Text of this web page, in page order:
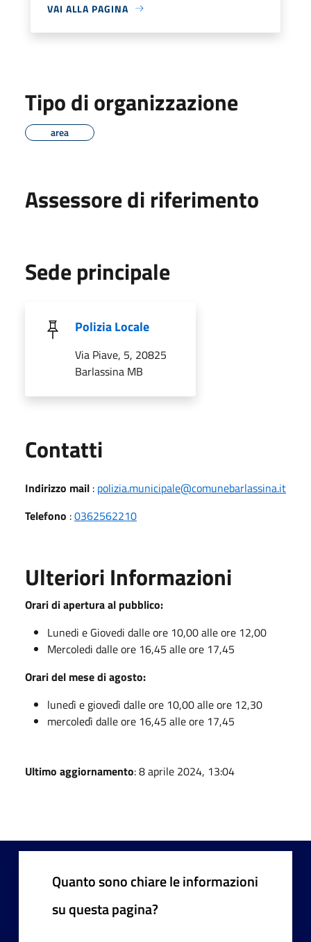
VAI ALLA PAGINA
Tipo di organizzazione
area
Assessore di riferimento
Sede principale
Polizia Locale
Via Piave, 5, 20825
Barlassina MB
Contatti
Indirizzo mail : polizia.municipale@comunebarlassina.it
Telefono :0362562210
Ulteriori Informazioni
Orari di apertura al pubblico:
Lunedi e Giovedi dalle ore 10,00 alle ore 12,00
Mercoledi dalle ore 16,45 alle ore 17,45
Orari del mese di agosto:
lunedì e giovedì dalle ore 10,00 alle ore 12,30
mercoledì dalle ore 16,45 alle ore 17,45
Ultimo aggiornamento: 8 aprile 2024, 13:04
Quanto sono chiare le informazioni
su questa pagina?